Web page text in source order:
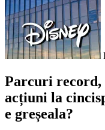
Parcuri
acțiuni la
e greșeala?